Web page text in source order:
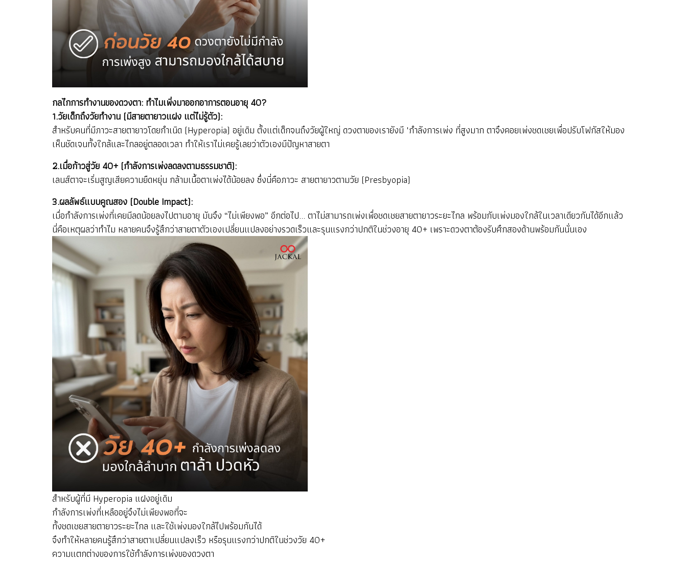
กลไกการทำงานของดวงตา: ทำไมเพิ่งมาออกอาการตอนอายุ 40?
1.วัยเด็กถึงวัยทำงาน (มีสายตายาวแฝง แต่ไม่รู้ตัว):
สำหรับคนที่มีภาวะสายตายาวโดยกำเนิด (Hyperopia) อยู่เดิม ตั้งแต่เด็กจนถึงวัยผู้ใหญ่ ดวงตาของเรายังมี "กำลังการเพ่ง ที่สูงมาก ตาจึงคอยเพ่งชดเชยเพื่อปรับโฟกัสให้มอง
เห็นชัดเจนทั้งใกล้และไกลอยู่ตลอดเวลา ทำให้เราไม่เคยรู้เลยว่าตัวเองมีปัญหาสายตา
2.เมื่อก้าวสู่วัย 40+ (กำลังการเพ่งลดลงตามธรรมชาติ):
เลนส์ตาจะเริ่มสูญเสียความยืดหยุ่น กล้ามเนื้อตาเพ่งได้น้อยลง ซึ่งนี่คือภาวะ สายตายาวตามวัย (Presbyopia)
3.ผลลัพธ์แบบคูณสอง (Double Impact):
เมื่อกำลังการเพ่งที่เคยมีลดน้อยลงไปตามอายุ มันจึง “ไม่เพียงพอ” อีกต่อไป... ตาไม่สามารถเพ่งเพื่อชดเชยสายตายาวระยะไกล พร้อมกับเพ่งมองใกล้ในเวลาเดียวกันได้อีกแล้ว
นี่คือเหตุผลว่าทำไม หลายคนจึงรู้สึกว่าสายตาตัวเองเปลี่ยนแปลงอย่างรวดเร็วและรุนแรงกว่าปกติในช่วงอายุ 40+ เพราะดวงตาต้องรับศึกสองด้านพร้อมกันนั่นเอง
สำหรับผู้ที่มี Hyperopia แฝงอยู่เดิม
กำลังการเพ่งที่เหลืออยู่จึงไม่เพียงพอที่จะ
ทั้งชดเชยสายตายาวระยะไกล และใช้เพ่งมองใกล้ไปพร้อมกันได้
จึงทำให้หลายคนรู้สึกว่าสายตาเปลี่ยนแปลงเร็ว หรือรุนแรงกว่าปกติในช่วงวัย 40+
ความแตกต่างของการใช้กำลังการเพ่งของดวงตา